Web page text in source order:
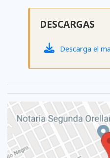
DESCARGAS
Descarga el